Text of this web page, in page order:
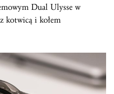
Dual Ulysse w
kotwicą i kołem